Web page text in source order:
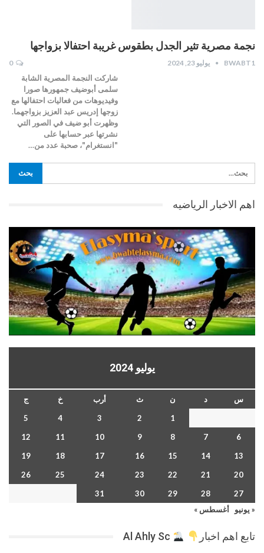
نجمة مصرية تثير الجدل بطقوس غريبة احتفالا بزواجها
BWABT1 يوليو 23, 2024 0
شاركت النجمة المصرية الشابة
سلمى أبوضيف جمهورها صورا
وفيديوهات من فعاليات احتفالها مع
زوجها إدريس عبد العزيز بزواجهما.
وظهرت أبو ضيف في الصور التي
نشرتها عبر حسابها على
"انستغرام"، صحبة عدد من…
اهم الاخبار الرياضيه
يوليو 2024
س د ن ث أرب خ
ج
1
2
3
4
5
6
7
8
9
10
11
12
13
14
15
16
17
18
19
20
21
22
23
24
25
26
27
28
29
30
31
« يونيو
أغسطس »
تابع اهم اخبار